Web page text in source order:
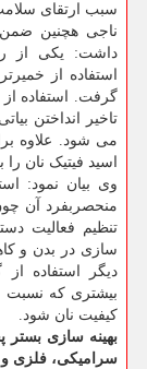
سبب ارتقای
ناجی هچنین ضمن
داشت: یکی از
استفاده از
گرفت. استفاده
تاخیر انداختن
می شود. علاوه
اسید فیتیک نان
وی بیان نمود:
منحصربفرد آن
تنظیم فعالیت
سازی در بدن و
دیگر استفاده
بیشتری که نسبت
کیفیت نان شود.
بهینه سازی بستر
سرامیکی، فلزی